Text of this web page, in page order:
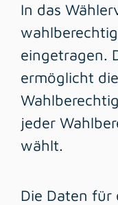
In das
eingetragen.
ermöglicht
jeder
wählt.
Die Daten für